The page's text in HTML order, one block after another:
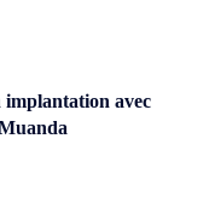
avec